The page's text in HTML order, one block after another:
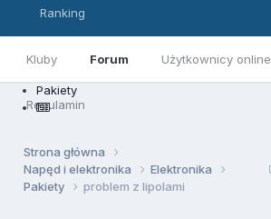
Kluby Forum Użytkownicy online
Regulamin
Ranking
Pakiety
Strona główna
Napęd i elektronika
Elektronika
Pakiety
problem z lipolami